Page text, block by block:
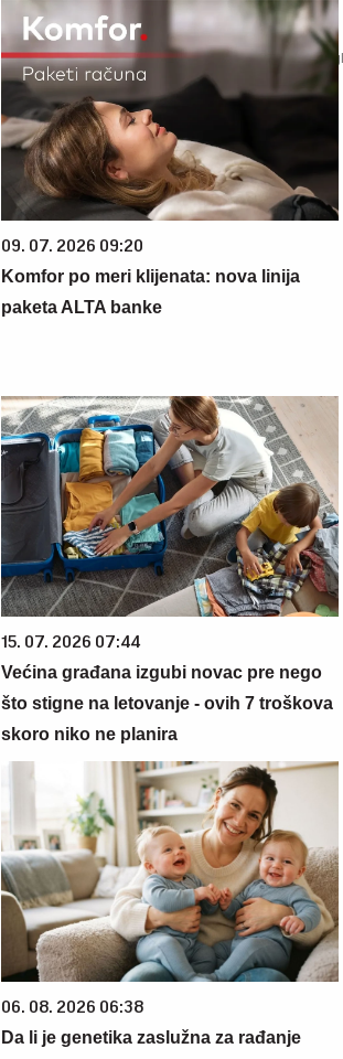
09. 07. 2026 09:20
Komfor po meri klijenata: nova linija
paketa ALTA banke
15. 07. 2026 07:44
Većina građana izgubi novac pre nego
što stigne na letovanje - ovih 7 troškova
skoro niko ne planira
06. 08. 2026 06:38
Da li je genetika zaslužna za rađanje